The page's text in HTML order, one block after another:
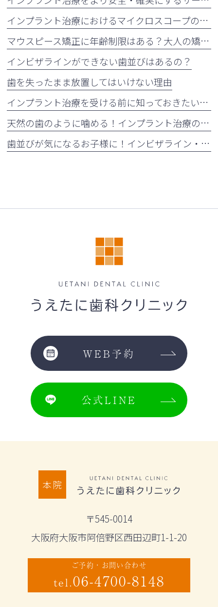
インプラント治療におけるマイクロスコープの活用について
マウスピース矯正に年齢制限はある？大人の矯正治療が増えている理由も解説
インビザラインができない歯並びはあるの？
歯を失ったまま放置してはいけない理由
インプラント治療を受ける前に知っておきたい注意点
天然の歯のように噛める！インプラント治療の5つのメリット
歯並びが気になるお子様に！インビザライン・ファーストとは？
WEB予約
公式LINE
本院
〒545-0014
大阪府大阪市阿倍野区西田辺町1-1-20
ご予約・お問い合わせ
tel.06-4700-8148